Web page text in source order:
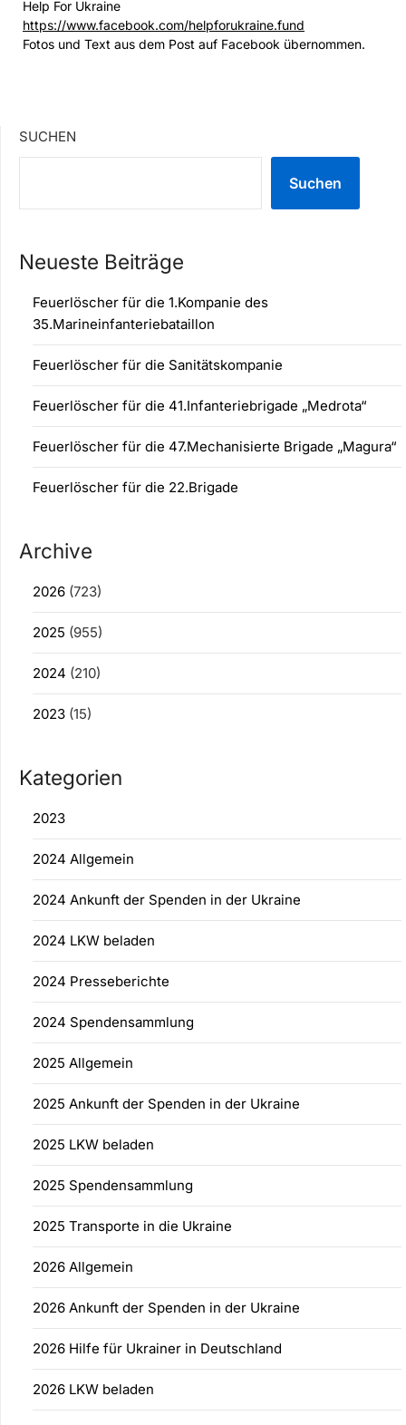
Help For Ukraine
https://www.facebook.com/helpforukraine.fund
Fotos und Text aus dem Post auf Facebook übernommen.
SUCHEN
Suchen
Neueste Beiträge
Feuerlöscher für die 1.Kompanie des
35.Marineinfanteriebataillon
Feuerlöscher für die Sanitätskompanie
Feuerlöscher für die 41.Infanteriebrigade „Medrota“
Feuerlöscher für die 47.Mechanisierte Brigade „Magura“
Feuerlöscher für die 22.Brigade
Archive
2026 (723)
2025 (955)
2024 (210)
2023 (15)
Kategorien
2023
2024 Allgemein
2024 Ankunft der Spenden in der Ukraine
2024 LKW beladen
2024 Presseberichte
2024 Spendensammlung
2025 Allgemein
2025 Ankunft der Spenden in der Ukraine
2025 LKW beladen
2025 Spendensammlung
2025 Transporte in die Ukraine
2026 Allgemein
2026 Ankunft der Spenden in der Ukraine
2026 Hilfe für Ukrainer in Deutschland
2026 LKW beladen